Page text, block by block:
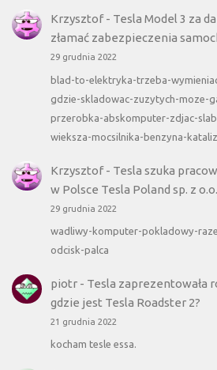
Krzysztof- Tesla Model 3 za
złamać zabezpieczenia
29 grudnia 2022
blad-to-elektryka-trzeba-
gdzie-skladowac-zuzytych-moze-
przerobka-abskomputer-zdjac-
wieksza-mocsilnika-benzyna-
Krzysztof- Tesla szuka
w Polsce Tesla Poland sp. z o.o.
29 grudnia 2022
wadliwy-komputer-pokladowy-
odcisk-palca
piotr- Tesla zaprezentowała
gdzie jest Tesla Roadster 2?
21 grudnia 2022
kocham tesle essa.